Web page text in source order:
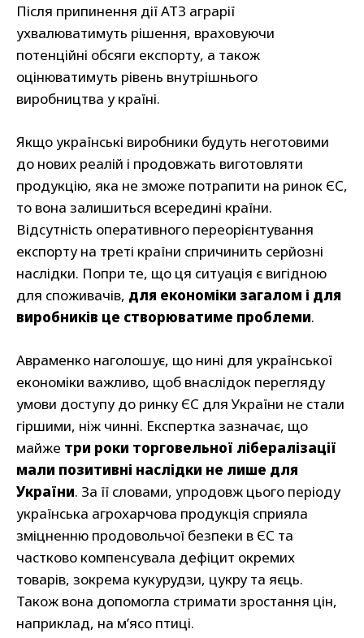
Після припинення дії АТЗ аграрії
ухвалюватимуть рішення, враховуючи
потенційні обсяги експорту, а також
оцінюватимуть рівень внутрішнього
виробництва у країні.
Якщо українські виробники будуть неготовими
до нових реалій і продовжать виготовляти
продукцію, яка не зможе потрапити на ринок ЄС,
то вона залишиться всередині країни.
Відсутність оперативного переорієнтування
експорту на треті країни спричинить серйозні
наслідки. Попри те, що ця ситуація є вигідною
для споживачів, для економіки загалом і для
виробників це створюватиме проблеми.
Авраменко наголошує, що нині для української
економіки важливо, щоб внаслідок перегляду
умови доступу до ринку ЄС для України не стали
гіршими, ніж чинні. Експертка зазначає, що
майже три роки торговельної лібералізації
мали позитивні наслідки не лише для
України. За її словами, упродовж цього періоду
українська агрохарчова продукція сприяла
зміцненню продовольчої безпеки в ЄС та
частково компенсувала дефіцит окремих
товарів, зокрема кукурудзи, цукру та яєць.
Також вона допомогла стримати зростання цін,
наприклад, на м’ясо птиці.